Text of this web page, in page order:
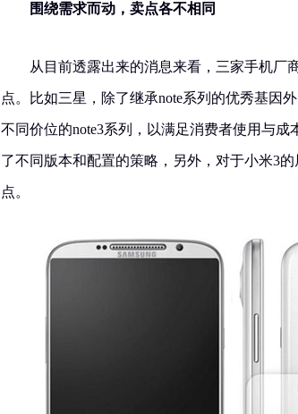
围绕需求而动，卖点各不相同
从目前透露出来的消息来看，三家手机厂
点。比如三星，除了继承note系列的优秀基因
不同价位的note3系列，以满足消费者使用与成
了不同版本和配置的策略，另外，对于小米3
点。